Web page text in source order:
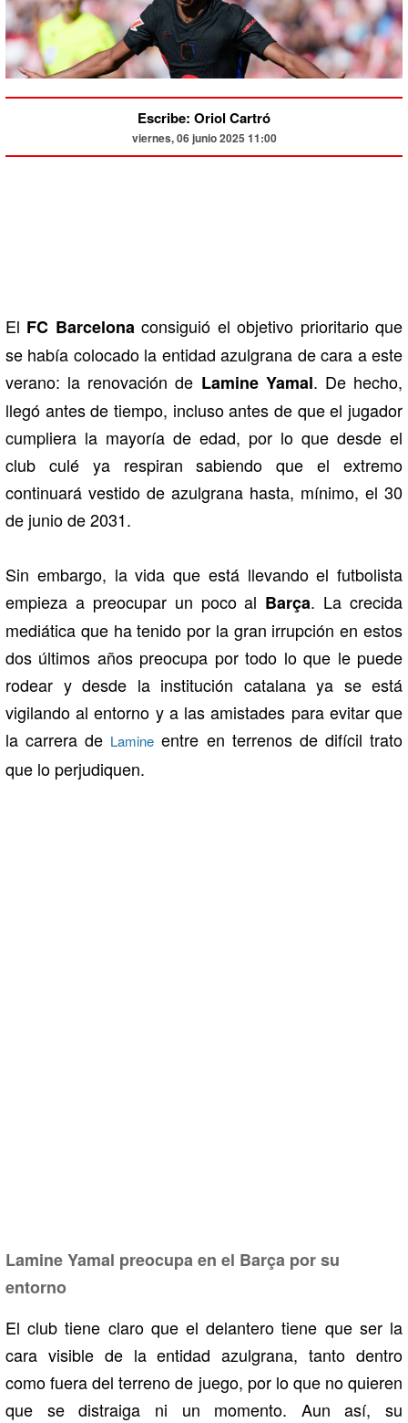
Escribe: Oriol Cartró
viernes, 06 junio 2025 11:00
El FC Barcelonaconsiguió el objetivo prioritario que
se había colocado la entidad azulgrana de cara a este
verano: la renovación de Lamine Yamal. De hecho,
llegó antes de tiempo, incluso antes de que el jugador
cumpliera la mayoría de edad, por lo que desde el
club culé ya respiran sabiendo que el extremo
continuará vestido de azulgrana hasta, mínimo, el 30
de junio de 2031.
Sin embargo, la vida que está llevando el futbolista
empieza a preocupar un poco al Barça. La crecida
mediática que ha tenido por la gran irrupción en estos
dos últimos años preocupa por todo lo que le puede
rodear y desde la institución catalana ya se está
vigilando al entorno y a las amistades para evitar que
la carrera de Lamine entre en terrenos de difícil trato
que lo perjudiquen.
Lamine Yamal preocupa en el Barça por su
entorno
El club tiene claro que el delantero tiene que ser la
cara visible de la entidad azulgrana, tanto dentro
como fuera del terreno de juego, por lo que no quieren
que se distraiga ni un momento. Aun así, su